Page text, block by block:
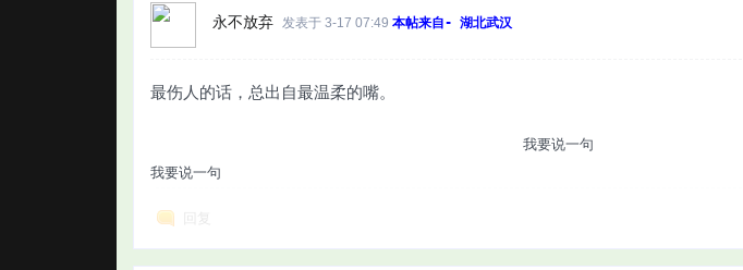
永不放弃 发表于 3-17 07:49 本帖来自- 湖北武汉
最伤人的话，总出自最温柔的嘴。
我要说一句
我要说一句